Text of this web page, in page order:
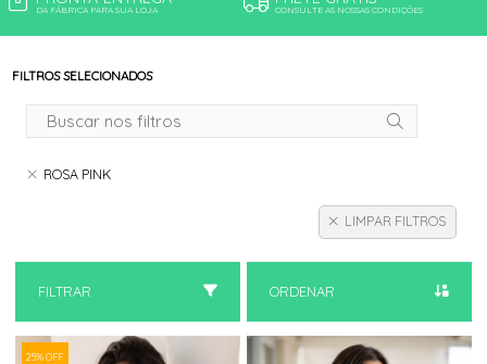
DA FÁBRICA PARA SUA LOJA CONSULTE AS NOSSAS CONDIÇÕES
FILTROS SELECIONADOS
ROSA PINK
LIMPAR FILTROS
FILTRAR ORDENAR
25% OFF